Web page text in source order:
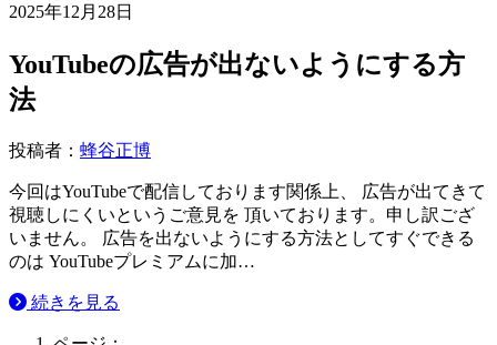
2025年12月28日
YouTubeの広告が出ないようにする方
法
投稿者： 蜂谷正博
今回はYouTubeで配信しております関係上、 広告が出てきて
視聴しにくいというご意見を 頂いております。申し訳ござ
いません。 広告を出ないようにする方法としてすぐできる
のは YouTubeプレミアムに加…
続きを見る